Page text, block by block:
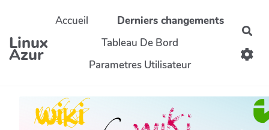
Aller au contenu principal
Linux
Azur
Accueil
Derniers changements
Tableau De Bord
Parametres Utilisateur